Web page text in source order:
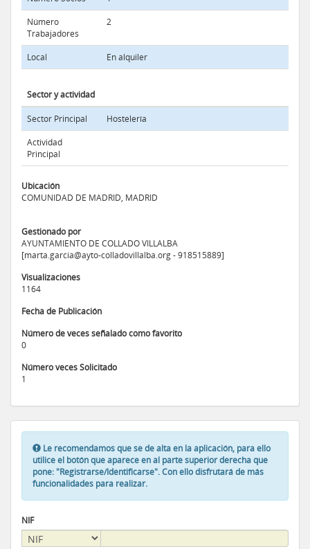
Número
Trabajadores
2
Local En alquiler
Sector y actividad
Sector Principal
Hostelería
Actividad
Principal
Ubicación
COMUNIDAD DE MADRID, MADRID
Gestionado por
AYUNTAMIENTO DE COLLADO VILLALBA
[marta.garcia@ayto-colladovillalba.org - 918515889]
Visualizaciones
1164
Fecha de Publicación
Número de veces señalado como favorito
0
Número veces Solicitado
1
Le recomendamos que se de alta en la aplicación, para ello
utilice el botón que aparece en al parte superior derecha que
pone: "Registrarse/Identificarse". Con ello disfrutará de más
funcionalidades para realizar.
NIF